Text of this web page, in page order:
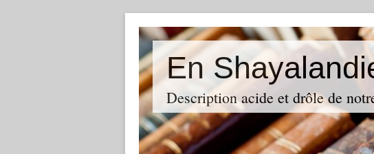
En
Description acide et drôle de